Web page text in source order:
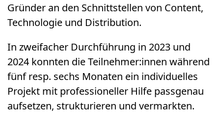
Gründer an den Schnittstellen von Content,
Technologie und Distribution.
In zweifacher Durchführung in 2023 und
2024 konnten die Teilnehmer:innen während
fünf resp. sechs Monaten ein individuelles
Projekt mit professioneller Hilfe passgenau
aufsetzen, strukturieren und vermarkten.